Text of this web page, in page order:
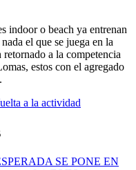
indoor o beach ya entrenan
el que se juega en la
retornado a la competencia
estos con el agregado
a la actividad
SE PONE EN